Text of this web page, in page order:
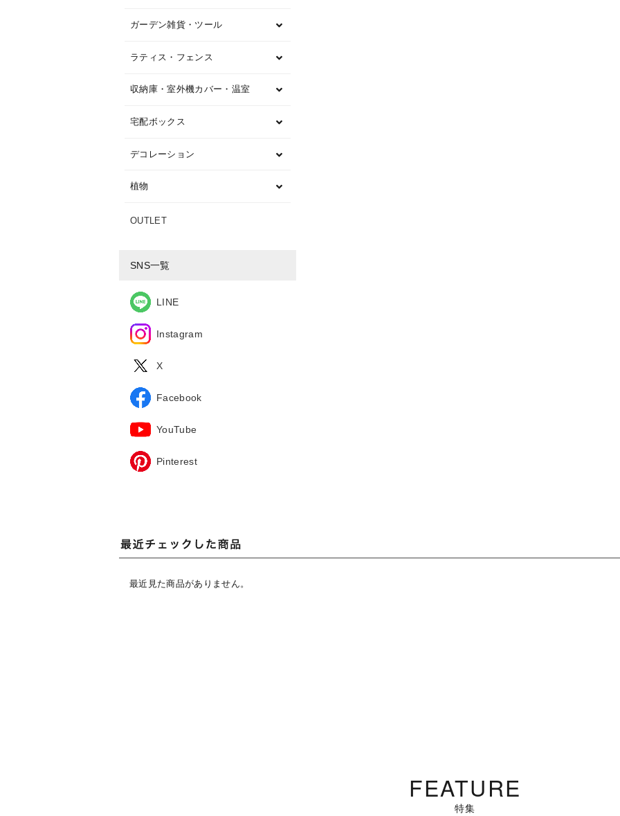
ガーデン雑貨・ツール
ラティス・フェンス
収納庫・室外機カバー・温室
宅配ボックス
デコレーション
植物
OUTLET
SNS一覧
LINE
Instagram
X
Facebook
YouTube
Pinterest
最近見た商品がありません。
FEATURE
特集